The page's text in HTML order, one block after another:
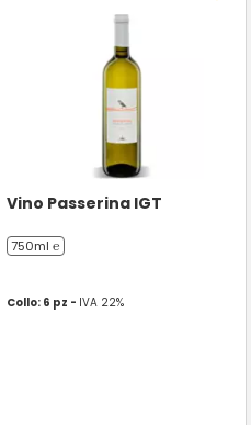
Vino Passerina IGT
750ml ℮
Collo: 6 pz - IVA 22%